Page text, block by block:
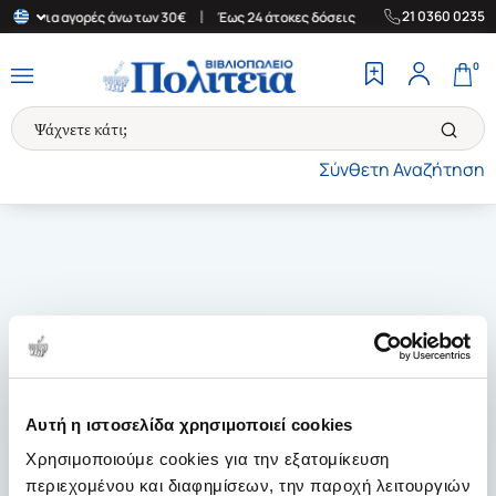
Αυτή η ιστοσελίδα χρησιμοποιεί cookies
Χρησιμοποιούμε cookies για την εξατομίκευση
περιεχομένου και διαφημίσεων, την παροχή λειτουργιών
για αγορές άνω των 30€ Έως 24 άτοκες δόσεις | Δωρεάν
21 0360 0235
Σύνθετη Αναζήτηση
0